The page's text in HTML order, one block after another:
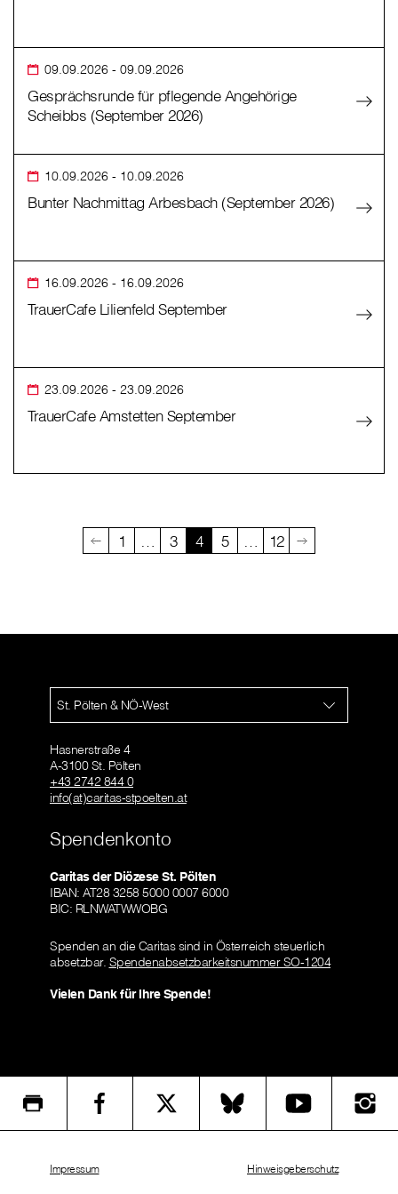
09.09.2026 - 09.09.2026
Gesprächsrunde für pflegende Angehörige
Scheibbs (September 2026)
10.09.2026 - 10.09.2026
Bunter Nachmittag Arbesbach (September 2026)
16.09.2026 - 16.09.2026
TrauerCafe Lilienfeld September
23.09.2026 - 23.09.2026
TrauerCafe Amstetten September
1 … 3 4 5 … 12
St. Pölten & NÖ-West
Hasnerstraße 4
A-3100 St. Pölten
+43 2742 844 0
info(at)caritas-stpoelten.at
Spendenkonto
Caritas der Diözese St. Pölten
IBAN: AT28 3258 5000 0007 6000
BIC: RLNWATWWOBG
Spenden an die Caritas sind in Österreich steuerlich
absetzbar. Spendenabsetzbarkeitsnummer SO-1204
Vielen Dank für Ihre Spende!
Impressum Hinweisgeberschutz